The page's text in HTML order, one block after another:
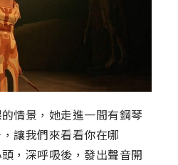
情景，她走進一間有鋼琴
讓我們來看看你在哪
，深呼吸後，發出聲音開